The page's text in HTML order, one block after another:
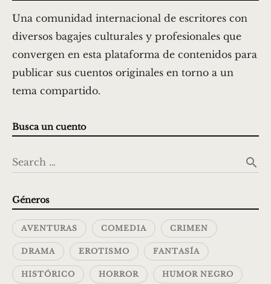
Una comunidad internacional de escritores con
diversos bagajes culturales y profesionales que
convergen en esta plataforma de contenidos para
publicar sus cuentos originales en torno a un
tema compartido.
Busca un cuento
Search … search
Géneros
AVENTURAS COMEDIA CRIMEN
DRAMA EROTISMO FANTASÍA
HISTÓRICO HORROR HUMOR NEGRO